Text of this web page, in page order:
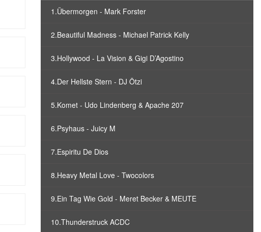
1.Übermorgen - Mark Forster
2.Beautiful Madness - Michael Patrick Kelly
3.Hollywood - La Vision & Gigi D’Agostino
4.Der Hellste Stern - DJ Ötzi
5.Komet - Udo Lindenberg & Apache 207
6.Psyhaus - Juicy M
7.Espiritu De Dios
8.Heavy Metal Love - Twocolors
9.Ein Tag Wie Gold - Meret Becker & MEUTE
10.Thunderstruck ACDC